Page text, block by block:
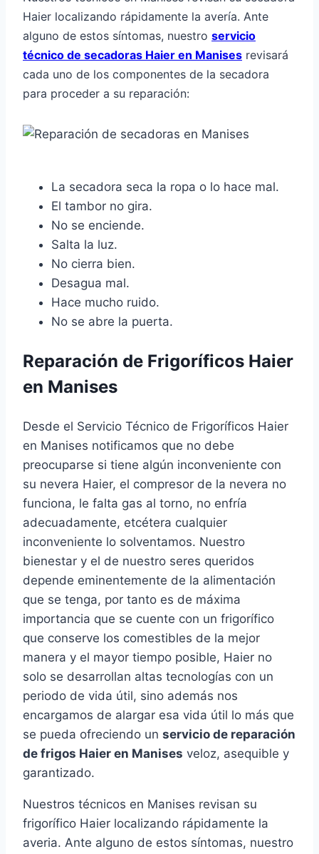
Haier localizando rápidamente la avería. Ante
alguno de estos síntomas, nuestro servicio
técnico de secadoras Haier en Manises revisará
cada uno de los componentes de la secadora
para proceder a su reparación:
La secadora seca la ropa o lo hace mal.
El tambor no gira.
No se enciende.
Salta la luz.
No cierra bien.
Desagua mal.
Hace mucho ruido.
No se abre la puerta.
Reparación de Frigoríficos Haier
en Manises
Desde el Servicio Técnico de Frigoríficos Haier
en Manises notificamos que no debe
preocuparse si tiene algún inconveniente con
su nevera Haier, el compresor de la nevera no
funciona, le falta gas al torno, no enfría
adecuadamente, etcétera cualquier
inconveniente lo solventamos. Nuestro
bienestar y el de nuestro seres queridos
depende eminentemente de la alimentación
que se tenga, por tanto es de máxima
importancia que se cuente con un frigorífico
que conserve los comestibles de la mejor
manera y el mayor tiempo posible, Haier no
solo se desarrollan altas tecnologías con un
periodo de vida útil, sino además nos
encargamos de alargar esa vida útil lo más que
se pueda ofreciendo un servicio de reparación
de frigos Haier en Manises veloz, asequible y
garantizado.
Nuestros técnicos en Manises revisan su
frigorífico Haier localizando rápidamente la
averia. Ante alguno de estos síntomas, nuestro